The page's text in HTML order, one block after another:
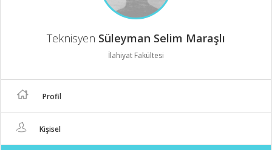
Teknisyen Süleyman Selim Maraşlı
İlahiyat Fakültesi
Profil
Kişisel